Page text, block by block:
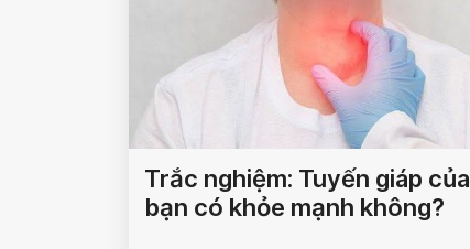
Trắc nghiệm: Tuyến giáp của
bạn có khỏe mạnh không?